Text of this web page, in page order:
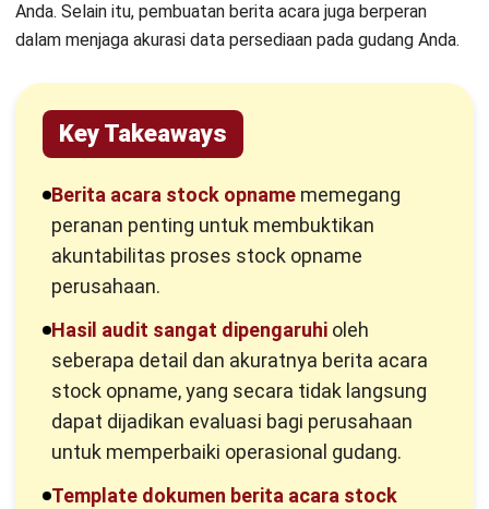
Anda. Selain itu, pembuatan berita acara juga berperan
dalam menjaga akurasi data persediaan pada gudang Anda.
Key Takeaways
Berita acara stock opname memegang
peranan penting untuk membuktikan
akuntabilitas proses stock opname
perusahaan.
Hasil audit sangat dipengaruhi oleh
seberapa detail dan akuratnya berita acara
stock opname, yang secara tidak langsung
dapat dijadikan evaluasi bagi perusahaan
untuk memperbaiki operasional gudang.
Template dokumen berita acara stock